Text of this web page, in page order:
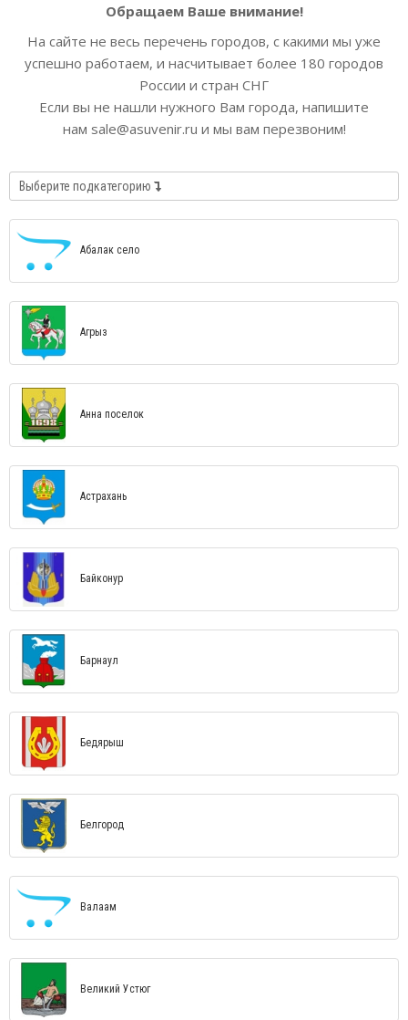
Обращаем Ваше внимание!
На сайте не весь перечень городов, с какими мы уже
успешно работаем, и насчитывает более 180 городов
России и стран СНГ
Если вы не нашли нужного Вам города, напишите
нам sale@asuvenir.ru и мы вам перезвоним!
Выберите подкатегорию
Абалак село
Агрыз
Анна поселок
Астрахань
Байконур
Барнаул
Бедярыш
Белгород
Валаам
Великий Устюг